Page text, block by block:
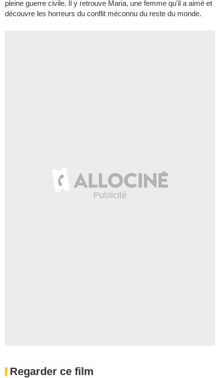
pleine guerre civile. Il y retrouve Maria, une femme qu'il a aimé et
découvre les horreurs du conflit méconnu du reste du monde.
Regarder ce film